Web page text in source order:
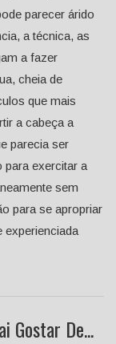
parecer árido
a técnica, as
a fazer
cheia de
que mais
a cabeça a
parecia ser
para exercitar a
sem
para se apropriar
experienciada
Gostar De...